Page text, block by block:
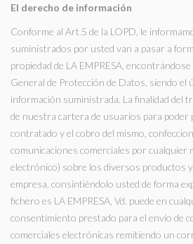
El derecho de información
Conforme al Art.5 de la LOPD, le
suministrados por usted van a pasar a
propiedad de LA EMPRESA,
General de Protección de Datos, siendo el
información suministrada. La finalidad del
de nuestra cartera de usuarios para poder
contratado y el cobro del mismo,
comunicaciones comerciales por cualquier
electrónico) sobre los diversos productos
empresa, consintiéndolo usted de forma
fichero es LA EMPRESA, Vd. puede en
consentimiento prestado para el envío de
comerciales electrónicas remitiendo un